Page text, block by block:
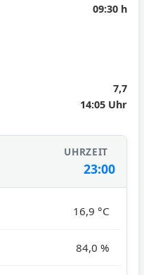
09:30 h
7,7
14:05 Uhr
23:00
16,9 °C
84,0 %